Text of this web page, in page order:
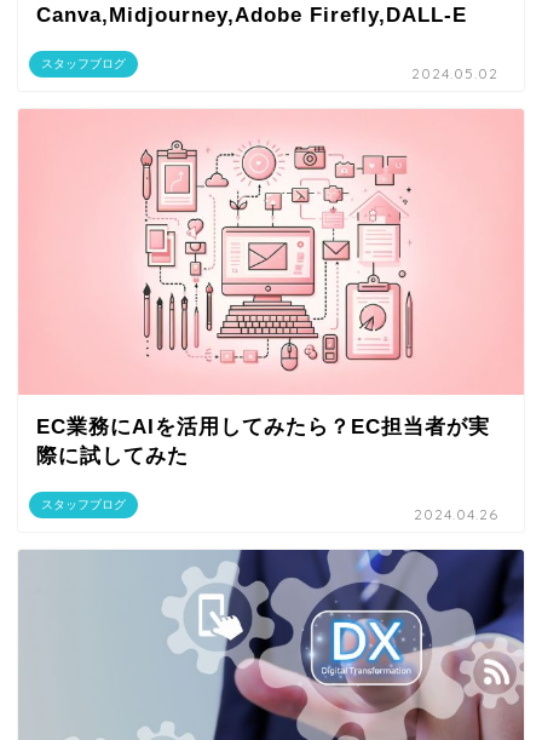
スタッフブログ
Canva,Midjourney,Adobe Firefly,DALL-E
2024.05.02
スタッフブログ
EC業務にAIを活用してみたら？EC担当者が実
際に試してみた
2024.04.26